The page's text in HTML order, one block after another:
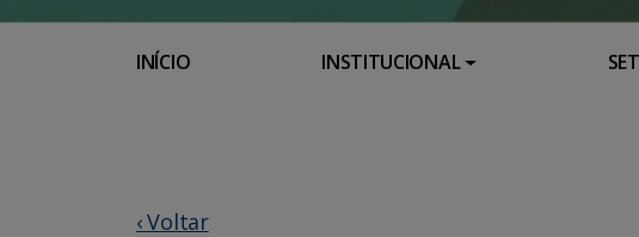
INÍCIO INSTITUCIONAL
‹ Voltar